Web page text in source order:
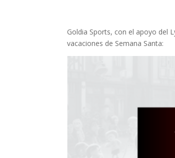
Goldia Sports, con el apoyo del
vacaciones de Semana Santa: